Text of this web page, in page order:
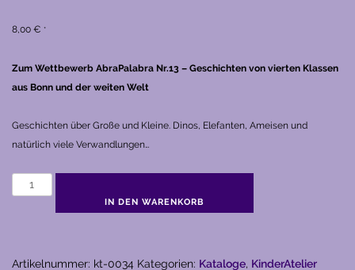
8,00 € *
Zum Wettbewerb AbraPalabra Nr.13 – Geschichten von vierten Klassen
aus Bonn und der weiten Welt
Geschichten über Große und Kleine. Dinos, Elefanten, Ameisen und
natürlich viele Verwandlungen…
Klitzeklein
-
IN DEN WARENKORB
Artikelnummer: kt-0034 Kategorien: Kataloge, KinderAtelier